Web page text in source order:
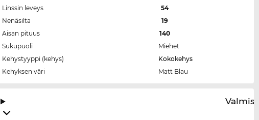
Linssin leveys
54
Nenäsilta
19
Aisan pituus
140
Sukupuoli
Miehet
Kehystyyppi (kehys)
Kokokehys
Kehyksen väri
Matt Blau